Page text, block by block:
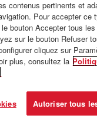
contenus pertinents et
Pour accepter ce
bouton Accepter tous
sur le bouton Refuser
cliquez sur
plus, consultez la
Autoriser tous